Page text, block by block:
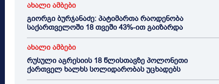
ახალი ამბები
გიორგი ბურჯანაძე: პატიმართა რაოდენობა
საქართველოში 18 თვეში 43%-ით გაიზარდა
ახალი ამბები
რუსული აგრესიის 18 წლისთავზე პოლონეთი
ქართველ ხალხს სოლიდარობას უცხადებს